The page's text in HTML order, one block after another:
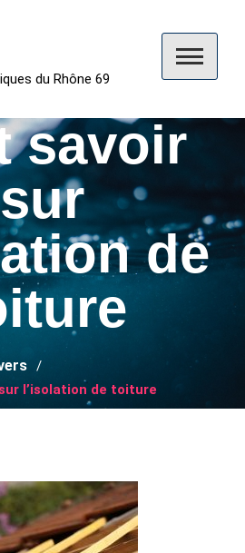
du Rhône 69
savoir
sur
de
l’isolation de toiture